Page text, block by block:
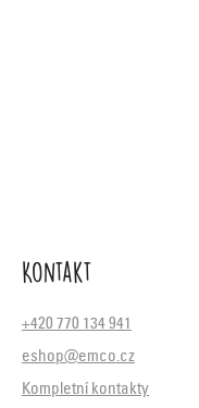
Kontakt
+420 770 134 941
eshop@emco.cz
Kompletní kontakty